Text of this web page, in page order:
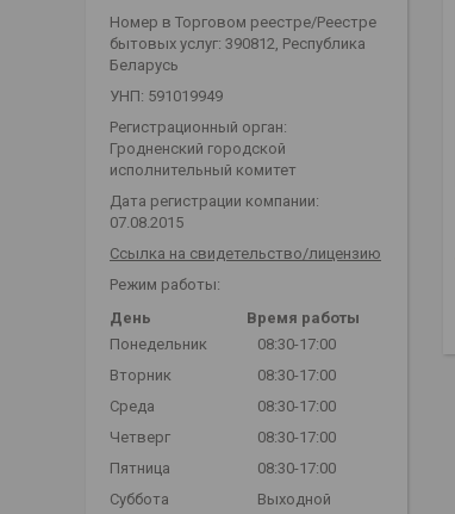
Номер в Торговом реестре/Реестре
бытовых услуг: 390812, Республика
Беларусь
УНП: 591019949
Регистрационный орган:
Гродненский городской
исполнительный комитет
Дата регистрации компании:
07.08.2015
Ссылка на свидетельство/лицензию
Режим работы:
День
Время работы
Понедельник
08:30-17:00
Вторник
08:30-17:00
Среда
08:30-17:00
Четверг
08:30-17:00
Пятница
08:30-17:00
Суббота
Выходной